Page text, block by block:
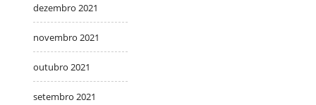
dezembro 2021
novembro 2021
outubro 2021
setembro 2021